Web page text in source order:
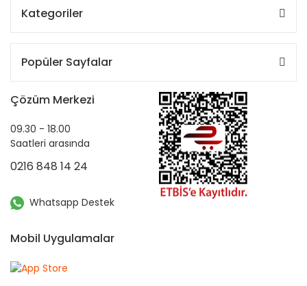
Kategoriler
Popüler Sayfalar
Çözüm Merkezi
09.30 - 18.00
Saatleri arasında
0216 848 14 24
Whatsapp Destek
Mobil Uygulamalar